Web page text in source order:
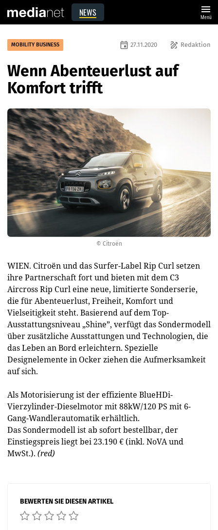
NEWS menu
Menü
© Citroën
MOBILITY BUSINESS draw Redaktion
event 27.11.2020
Wenn Abenteuerlust auf
Komfort trifft
WIEN. Citroën und das Surfer-Label Rip Curl setzen
ihre Partnerschaft fort und bieten mit dem C3
Aircross Rip Curl eine neue, limitierte Sonderserie,
die für Abenteuerlust, Freiheit, Komfort und
Vielseitigkeit steht. Basierend auf dem Top-
Ausstattungsniveau „Shine”, verfügt das Sondermodell
über zusätzliche Ausstattungen und Technologien, die
das Leben an Bord erleichtern. Spezielle
Designelemente in Ocker ziehen die Aufmerksamkeit
auf sich.
Als Motorisierung ist der effiziente BlueHDi-
Vierzylinder-Dieselmotor mit 88kW/120 PS mit 6-
Gang-Wandlerautomatik erhältlich.
Das Sondermodell ist ab sofort bestellbar, der
Einstiegspreis liegt bei 23.190 € (inkl. NoVA und
MwSt.). (red)
BEWERTEN SIE DIESEN ARTIKEL